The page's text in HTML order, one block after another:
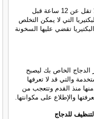
ينصح الأطباء بتجميد أي لحوم طازجة لمدة لا تقل عن 12 ساعة قبل
التي لا يمكن التخلص
تقضي عليها السخونة
الخاص بك ليصبح
والتي قد لا تعرفها
منذ القدم وتتعجب من
والإطلاع على مكوانتها.